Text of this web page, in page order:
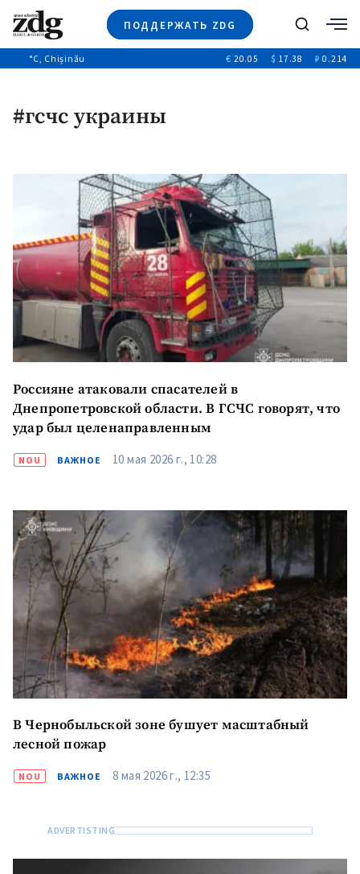
ПОДДЕРЖАТЬ ZDG
Новости
Выборы 2025
Поиск
°C, Chișinău € 20.05 $ 17.38 ₽ 0.214
#гсчс украины
Россияне атаковали спасателей в
Днепропетровской области. В ГСЧС говорят, что
удар был целенаправленным
NOU ВАЖНОЕ 10 мая 2026 г., 10:28
В Чернобыльской зоне бушует масштабный
лесной пожар
NOU ВАЖНОЕ 8 мая 2026 г., 12:35